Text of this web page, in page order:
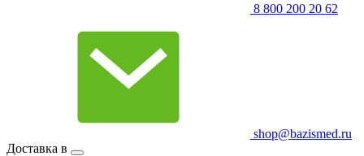
8 800 200 20 62
shop@bazismed.ru
Доставка в